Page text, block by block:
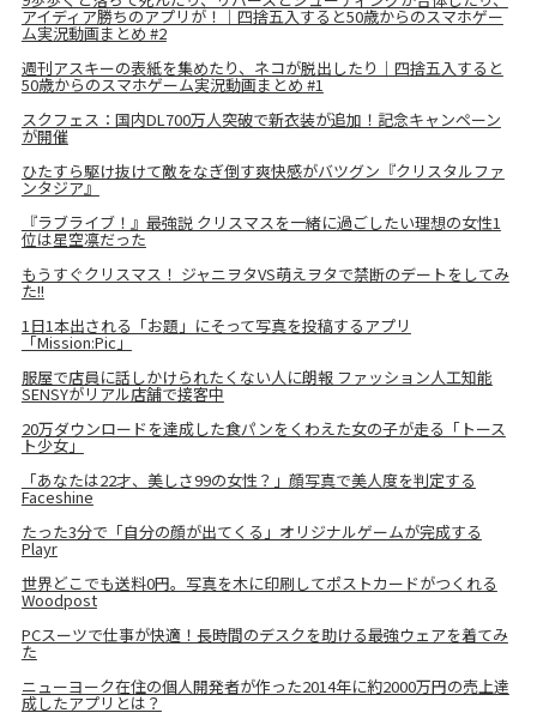
アイディア勝ちのアプリが！｜四捨五入すると50歳からのスマホゲー
ム実況動画まとめ #2
週刊アスキーの表紙を集めたり、ネコが脱出したり｜四捨五入すると
50歳からのスマホゲーム実況動画まとめ #1
スクフェス：国内DL700万人突破で新衣装が追加！記念キャンペーン
が開催
ひたすら駆け抜けて敵をなぎ倒す爽快感がバツグン『クリスタルファ
ンタジア』
『ラブライブ！』最強説 クリスマスを一緒に過ごしたい理想の女性1
位は星空凛だった
もうすぐクリスマス！ ジャニヲタVS萌えヲタで禁断のデートをしてみ
た!!
1日1本出される「お題」にそって写真を投稿するアプリ
「Mission:Pic」
服屋で店員に話しかけられたくない人に朗報 ファッション人工知能
SENSYがリアル店舗で接客中
20万ダウンロードを達成した食パンをくわえた女の子が走る「トース
ト少女」
「あなたは22才、美しさ99の女性？」顔写真で美人度を判定する
Faceshine
たった3分で「自分の顔が出てくる」オリジナルゲームが完成する
Playr
世界どこでも送料0円。写真を木に印刷してポストカードがつくれる
Woodpost
PCスーツで仕事が快適！長時間のデスクを助ける最強ウェアを着てみ
た
ニューヨーク在住の個人開発者が作った2014年に約2000万円の売上達
成したアプリとは？